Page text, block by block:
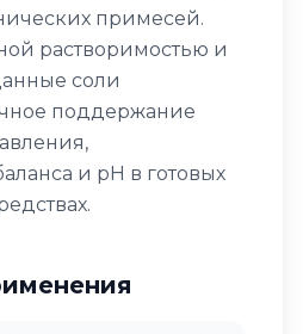
примесей.
растворимостью и
соли
поддержание
и pH в готовых